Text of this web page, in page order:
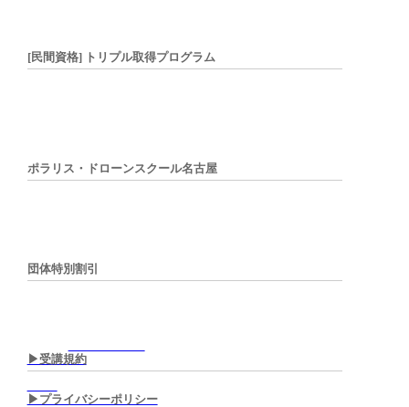
[民間資格] トリプル取得プログラム
ポラリス・ドローンスクール名古屋
団体特別割引
▶︎受講規約
▶︎プライバシーポリシー